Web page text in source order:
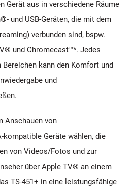
Gerät aus in verschiedene Räume
und USB-Geräten, die mit dem
verbunden sind, bspw.
und Chromecast™*. Jedes
kann den Komfort und
und
Anschauen von
Geräte wählen, die
von Videos/Fotos und zur
über Apple TV® an einem
TS-451+ in eine leistungsfähige